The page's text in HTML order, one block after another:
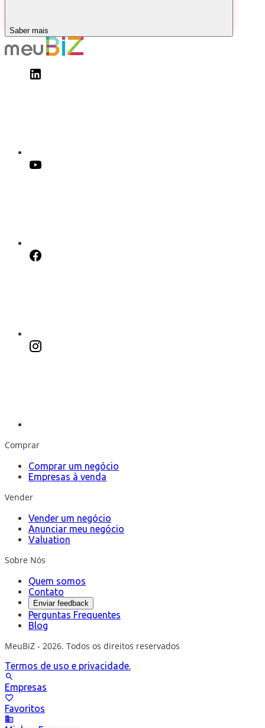
Saber mais
Comprar
Comprar um negócio
Empresas à venda
Vender
Vender um negócio
Anunciar meu negócio
Valuation
Sobre Nós
Quem somos
Contato
Enviar feedback
Perguntas Frequentes
Blog
MeuBiZ - 2026. Todos os direitos reservados
Termos de uso e privacidade.
Empresas
Favoritos